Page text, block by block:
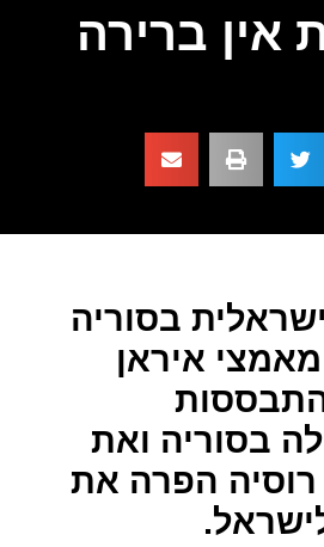
אין ברירה
בסוריה
איראן
בסוריה ואת
רוסיה הפרה את